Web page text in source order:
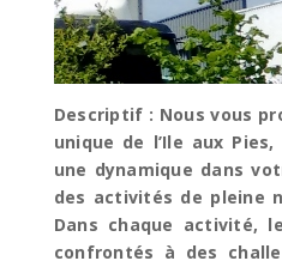
Descriptif : Nous vous
unique de l’Ile aux
une dynamique dans
des activités de pleine
Dans chaque activité,
confrontés à des